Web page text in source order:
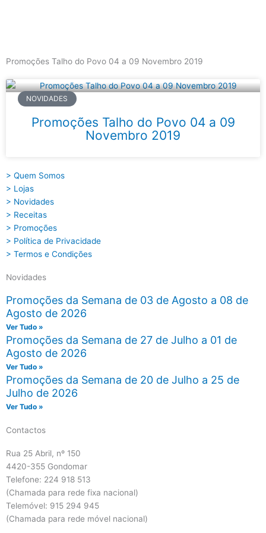
Promoções Talho do Povo 04 a 09 Novembro 2019
NOVIDADES
Promoções Talho do Povo 04 a 09
Novembro 2019
> Quem Somos
> Lojas
> Novidades
> Receitas
> Promoções
> Política de Privacidade
> Termos e Condições
Novidades
Promoções da Semana de 03 de Agosto a 08 de
Agosto de 2026
Ver Tudo »
Promoções da Semana de 27 de Julho a 01 de
Agosto de 2026
Ver Tudo »
Promoções da Semana de 20 de Julho a 25 de
Julho de 2026
Ver Tudo »
Contactos
Rua 25 Abril, nº 150
4420-355 Gondomar
Telefone: 224 918 513
(Chamada para rede fixa nacional)
Telemóvel: 915 294 945
(Chamada para rede móvel nacional)